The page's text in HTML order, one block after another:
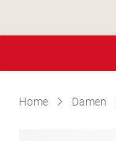
Home Damen